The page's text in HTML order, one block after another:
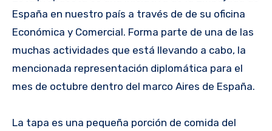
España en nuestro país a través de de su oficina
Económica y Comercial. Forma parte de una de las
muchas actividades que está llevando a cabo, la
mencionada representación diplomática para el
mes de octubre dentro del marco Aires de España.
La tapa es una pequeña porción de comida del